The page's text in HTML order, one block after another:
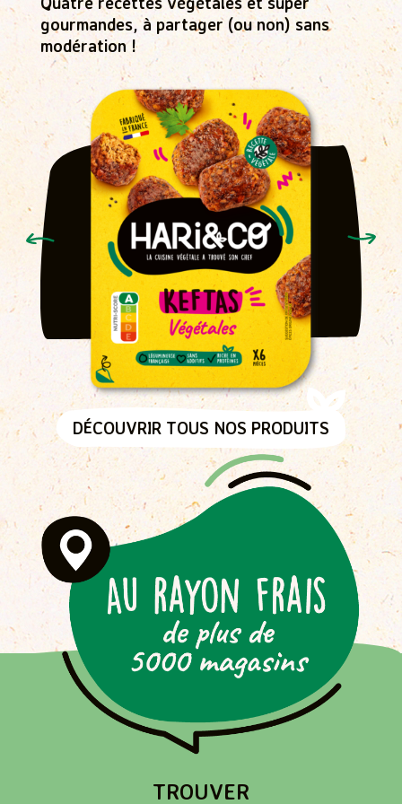
gourmandes, à partager (ou non) sans
modération !
DÉCOUVRIR TOUS NOS PRODUITS
TROUVER
Passer
interactive